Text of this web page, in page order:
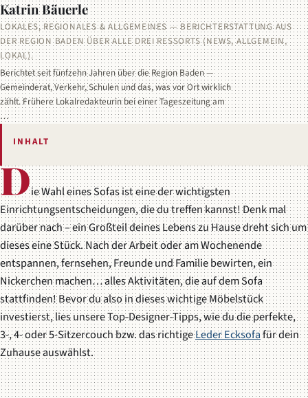
Katrin Bäuerle
LOKALES, REGIONALES & ALLGEMEINES — BERICHTERSTATTUNG AUS
DER REGION BADEN ÜBER ALLE DREI RESSORTS (NEWS, ALLGEMEIN,
LOKAL).
Berichtet seit fünfzehn Jahren über die Region Baden —
Gemeinderat, Verkehr, Schulen und das, was vor Ort wirklich
zählt. Frühere Lokalredakteurin bei einer Tageszeitung am
…
INHALT
Die Wahl eines Sofas ist eine der wichtigsten
Einrichtungsentscheidungen, die du treffen kannst! Denk mal
darüber nach – ein Großteil deines Lebens zu Hause dreht sich um
dieses eine Stück. Nach der Arbeit oder am Wochenende
entspannen, fernsehen, Freunde und Familie bewirten, ein
Nickerchen machen… alles Aktivitäten, die auf dem Sofa
stattfinden! Bevor du also in dieses wichtige Möbelstück
investierst, lies unsere Top-Designer-Tipps, wie du die perfekte,
3-, 4- oder 5-Sitzercouch bzw. das richtigeLeder Ecksofafür dein
Zuhause auswählst.